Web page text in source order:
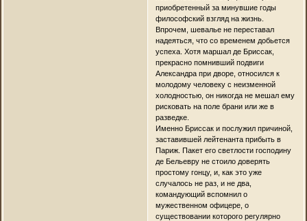
приобретенный за минувшие годы
философский взгляд на жизнь.
Впрочем, шевалье не переставал
надеяться, что со временем добьется
успеха. Хотя маршал де Бриссак,
прекрасно помнивший подвиги
Александра при дворе, относился к
молодому человеку с неизменной
холодностью, он никогда не мешал ему
рисковать на поле брани или же в
разведке.
Именно Бриссак и послужил причиной,
заставившей лейтенанта прибыть в
Париж. Пакет его светлости господину
де Бельевру не стоило доверять
простому гонцу, и, как это уже
случалось не раз, и не два,
командующий вспомнил о
мужественном офицере, о
существовании которого регулярно